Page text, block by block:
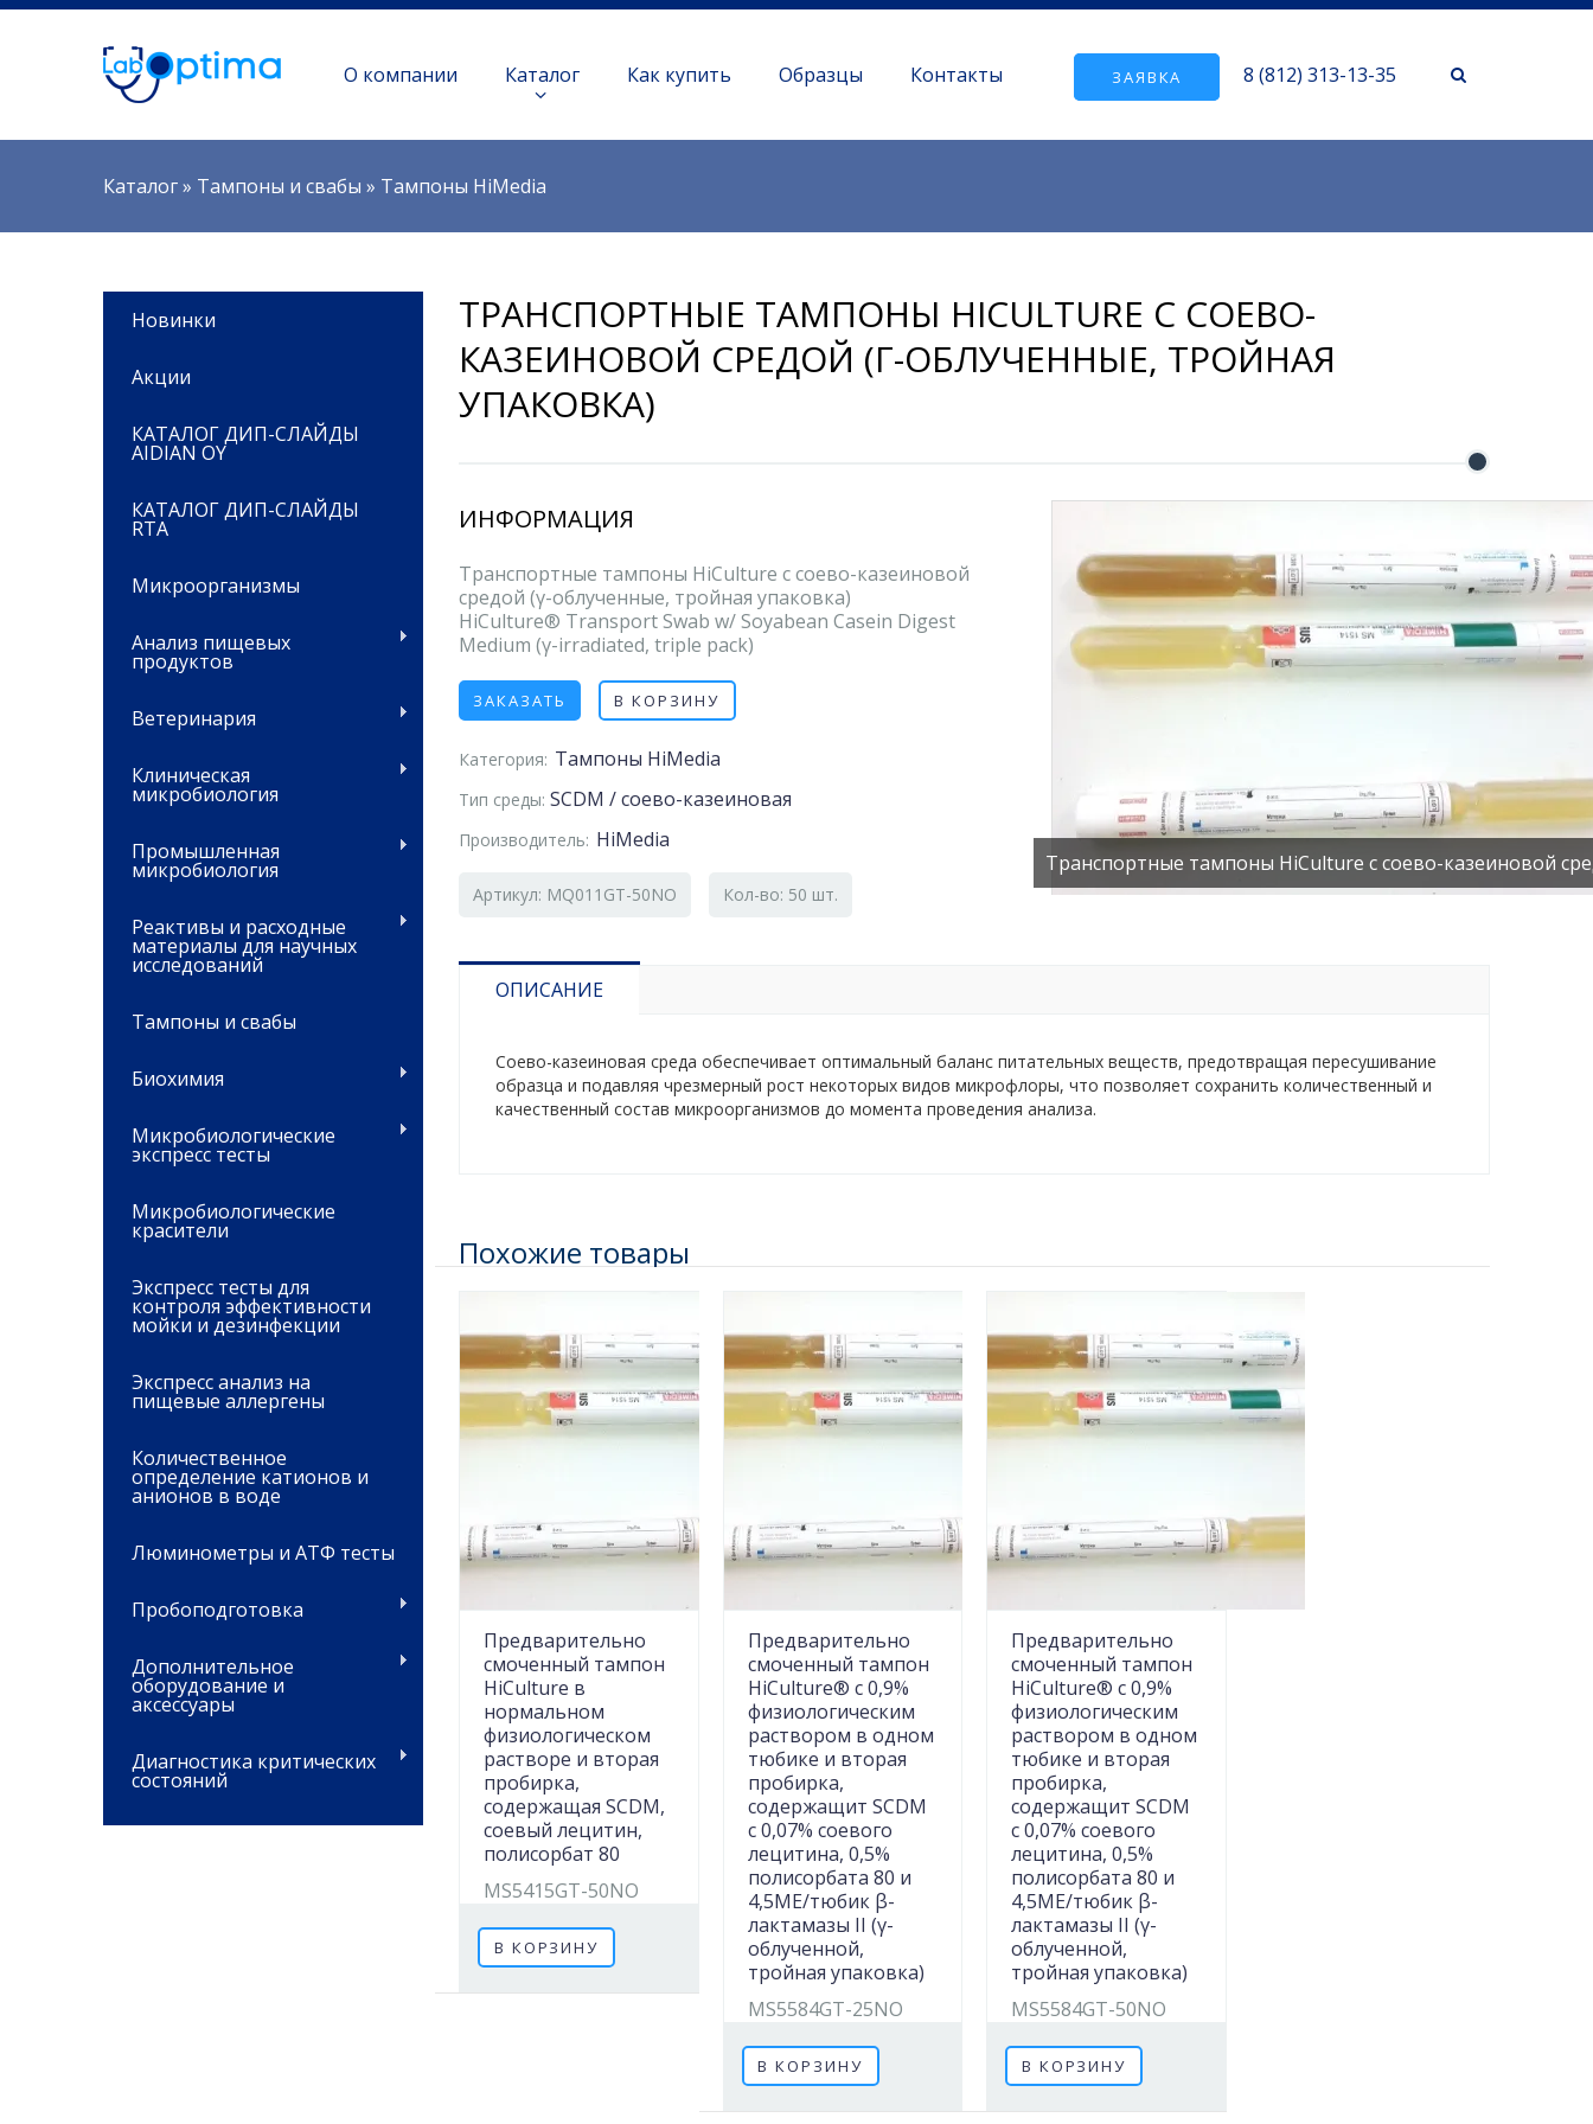
О компании Каталог Как купить Образцы Контакты ЗАЯВКА 8 (812) 313-13-35
Вы здесь
Каталог» Тампоны и свабы » Тампоны HiMedia
Новинки
Акции
КАТАЛОГ ДИП-СЛАЙДЫ
AIDIAN OY
КАТАЛОГ ДИП-СЛАЙДЫ
RTA
Микроорганизмы
Анализ пищевых
продуктов
Ветеринария
Клиническая
микробиология
Промышленная
микробиология
Реактивы и расходные
материалы для научных
исследований
Тампоны и свабы
Биохимия
Микробиологические
экспресс тесты
Микробиологические
красители
Экспресс тесты для
контроля эффективности
мойки и дезинфекции
Экспресс анализ на
пищевые аллергены
Количественное
определение катионов и
анионов в воде
Люминометры и АТФ тесты
Пробоподготовка
Дополнительное
оборудование и
аксессуары
Диагностика критических
состояний
ТРАНСПОРТНЫЕ ТАМПОНЫ HICULTURE С СОЕВО-
КАЗЕИНОВОЙ СРЕДОЙ (Γ-ОБЛУЧЕННЫЕ, ТРОЙНАЯ
УПАКОВКА)
Транспортные тампоны HiCulture с соево-казеиновой
ИНФОРМАЦИЯ
Транспортные тампоны HiCulture с соево-казеиновой
средой (γ-облученные, тройная упаковка)
HiCulture® Transport Swab w/ Soyabean Casein Digest
Medium (γ-irradiated, triple pack)
ЗАКАЗАТЬ В КОРЗИНУ
Категория: Тампоны HiMedia
Тип среды: SCDM / соево-казеиновая
Производитель: HiMedia
Артикул: MQ011GT-50NO Кол-во: 50 шт.
ОПИСАНИЕ
Соево-казеиновая среда обеспечивает оптимальный баланс питательных веществ, предотвращая пересушивание
образца и подавляя чрезмерный рост некоторых видов микрофлоры, что позволяет сохранить количественный и
качественный состав микроорганизмов до момента проведения анализа.
Похожие товары
Предварительно
смоченный тампон
HiCulture в
нормальном
физиологическом
растворе и вторая
пробирка,
содержащая SCDM,
соевый лецитин,
полисорбат 80
MS5415GT-50NO
В КОРЗИНУ
Предварительно
смоченный тампон
HiCulture® с 0,9%
физиологическим
раствором в одном
тюбике и вторая
пробирка,
содержащит SCDM
с 0,07% соевого
лецитина, 0,5%
полисорбата 80 и
4,5МЕ/тюбик β-
лактамазы II (γ-
облученной,
тройная упаковка)
MS5584GT-25NO
В КОРЗИНУ
Предварительно
смоченный тампон
HiCulture® с 0,9%
физиологическим
раствором в одном
тюбике и вторая
пробирка,
содержащит SCDM
с 0,07% соевого
лецитина, 0,5%
полисорбата 80 и
4,5МЕ/тюбик β-
лактамазы II (γ-
облученной,
тройная упаковка)
MS5584GT-50NO
В КОРЗИНУ